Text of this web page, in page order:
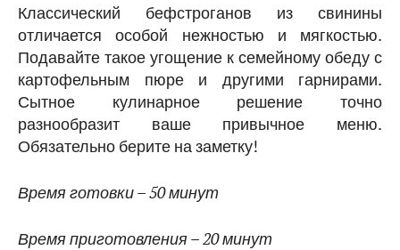
Классический бефстроганов из свинины
отличается особой нежностью и мягкостью.
Подавайте такое угощение к семейному обеду с
картофельным пюре и другими гарнирами.
Сытное кулинарное решение точно
разнообразит ваше привычное меню.
Обязательно берите на заметку!
Время готовки – 50 минут
Время приготовления – 20 минут